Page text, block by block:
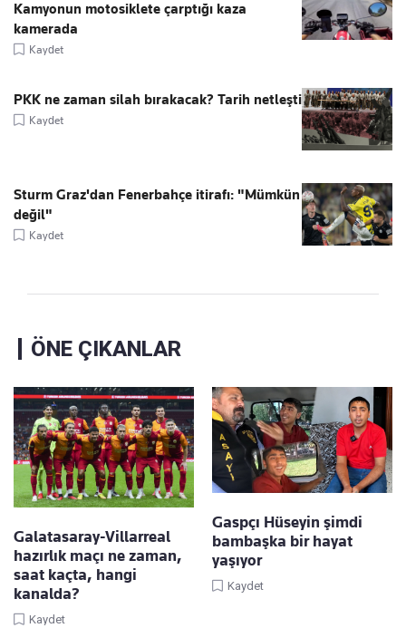
Kamyonun motosiklete çarptığı kaza
kamerada
Kaydet
PKK ne zaman silah bırakacak? Tarih netleşti
Kaydet
Sturm Graz'dan Fenerbahçe itirafı: "Mümkün
değil"
Kaydet
ÖNE ÇIKANLAR
Galatasaray-Villarreal
hazırlık maçı ne zaman,
saat kaçta, hangi
kanalda?
Kaydet
Gaspçı Hüseyin şimdi
bambaşka bir hayat
yaşıyor
Kaydet